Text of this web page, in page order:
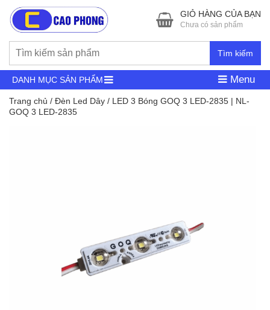
Tìm kiếm
GIỎ HÀNG CỦA BẠN
Chưa có sản phẩm
DANH MỤC SẢN PHẨM Menu
Trang chủ / Đèn Led Dây / LED 3 Bóng GOQ 3 LED-2835 | NL-
GOQ 3 LED-2835